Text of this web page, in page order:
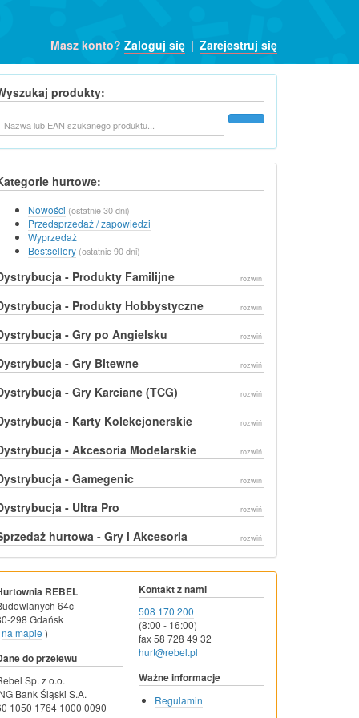
Masz konto? Zaloguj się | Zarejestruj się
produkty:
hurtowe:
Nowości (ostatnie 30 dni)
Przedsprzedaż / zapowiedzi
Wyprzedaż
Bestsellery (ostatnie 90 dni)
- Produkty Familijne rozwiń
- Produkty Hobbystyczne rozwiń
- Gry po Angielsku rozwiń
- Gry Bitewne rozwiń
- Gry Karciane (TCG) rozwiń
- Karty Kolekcjonerskie rozwiń
- Akcesoria Modelarskie rozwiń
- Gamegenic rozwiń
- Ultra Pro rozwiń
hurtowa - Gry i Akcesoria rozwiń
REBEL
64c
298 Gdańsk
na mapie )
do przelewu
Sp. z o.o.
Bank Śląski S.A.
1050 1764 1000 0090
Kontakt z nami
508 170 200
(8:00 - 16:00)
fax 58 728 49 32
hurt@rebel.pl
Ważne informacje
Regulamin